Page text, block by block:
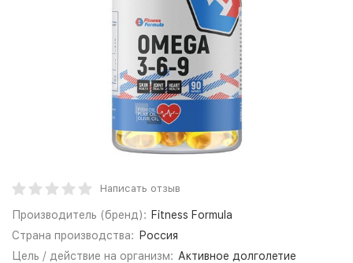
Написать отзыв
Производитель (бренд): Fitness Formula
Страна производства:
Россия
Цель / действие на организм: Активное долголетие